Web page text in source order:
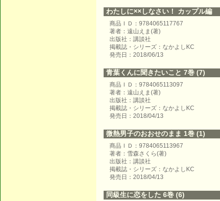
わたしに××しなさい！ カップル編
商品ＩＤ：9784065117767
著者：遠山えま(著)
出版社：講談社
掲載誌・シリーズ：なかよしKC
発売日：2018/06/13
青葉くんに聞きたいこと 7巻 (7)
商品ＩＤ：9784065113097
著者：遠山えま(著)
出版社：講談社
掲載誌・シリーズ：なかよしKC
発売日：2018/04/13
微熱男子のおおせのまま 1巻 (1)
商品ＩＤ：9784065113967
著者：雪森さくら(著)
出版社：講談社
掲載誌・シリーズ：なかよしKC
発売日：2018/04/13
同級生に恋をした 6巻 (6)